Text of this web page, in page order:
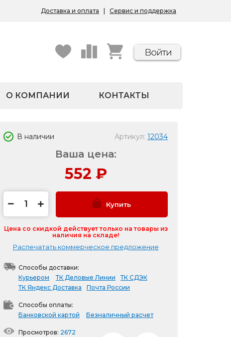
Доставка и оплата Сервис и поддержка
О КОМПАНИИ КОНТАКТЫ
В наличии Артикул: 12034
Ваша цена:
552 ₽
Купить
Цена со скидкой действует только на товары из
наличия на складе!
Распечатать коммерческое предложение
Способы доставки:
Курьером
ТК Деловые Линии
ТК СДЭК
ТК Яндекс Доставка
Почта России
Способы оплаты:
Банковской картой
Безналичный расчет
Просмотров: 2672